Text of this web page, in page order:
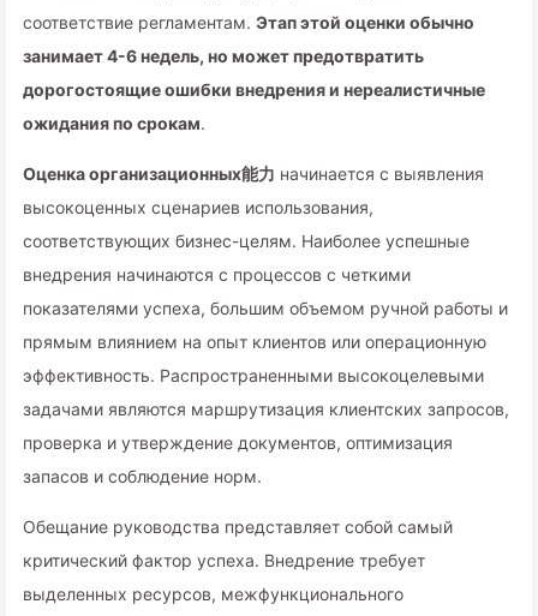
соответствие регламентам. Этап этой оценки обычно
занимает 4-6 недель, но может предотвратить
дорогостоящие ошибки внедрения и нереалистичные
ожидания по срокам.
Оценка организационных能力 начинается с выявления
высокоценных сценариев использования,
соответствующих бизнес-целям. Наиболее успешные
внедрения начинаются с процессов с четкими
показателями успеха, большим объемом ручной работы и
прямым влиянием на опыт клиентов или операционную
эффективность. Распространенными высокоцелевыми
задачами являются маршрутизация клиентских запросов,
проверка и утверждение документов, оптимизация
запасов и соблюдение норм.
Обещание руководства представляет собой самый
критический фактор успеха. Внедрение требует
выделенных ресурсов, межфункционального